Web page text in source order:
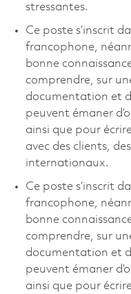
stressantes.
Ce poste s’inscrit
francophone,
bonne
comprendre, sur
documentation et
peuvent émaner
ainsi que pour
avec des clients,
internationaux.
Ce poste s’inscrit
francophone,
bonne
comprendre, sur
documentation et
peuvent émaner
ainsi que pour